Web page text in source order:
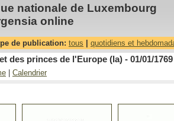
nationale de Luxembourg
online
de publication: tous quotidiens et
des princes de l'Europe (la) - 01/01/1769
Calendrier